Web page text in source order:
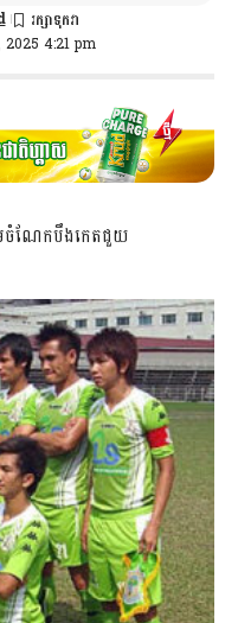
4:21 pm
មចំណែកបឹងកេតជួយ